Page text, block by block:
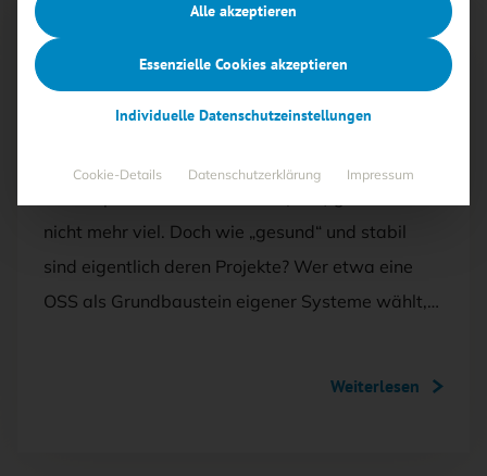
nicht mehr viel. Doch wie „gesund“ und stabil
sind eigentlich deren Projekte? Wer etwa eine
OSS als Grundbaustein eigener Systeme wählt,…
Weiterlesen
Alle akzeptieren
Essenzielle Cookies akzeptieren
Individuelle Datenschutzeinstellungen
Cookie-Details Datenschutzerklärung Impressum